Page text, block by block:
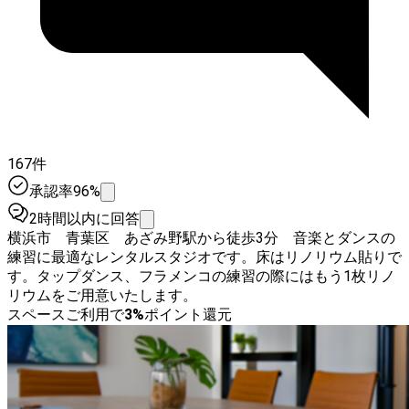
167件
承認率96%
2時間以内に回答
横浜市 青葉区 あざみ野駅から徒歩3分 音楽とダンスの
練習に最適なレンタルスタジオです。床はリノリウム貼りで
す。タップダンス、フラメンコの練習の際にはもう1枚リノ
リウムをご用意いたします。
スペースご利用で3%ポイント還元